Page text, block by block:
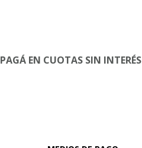
PAGÁ EN CUOTAS SIN INTERÉS